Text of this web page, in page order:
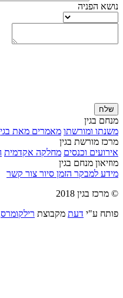
נושא הפניה
שלח
מנחם בגין
משנתו ומורשתו מאמרים מאת
מרכז מורשת בגין
אירועים וכנסים מחלקה אקדמית
מוזיאון מנחם בגין
מידע למבקר הזמן סיור צור קשר
© מרכז בגין 2018
פותח ע"י דעת מקבוצת